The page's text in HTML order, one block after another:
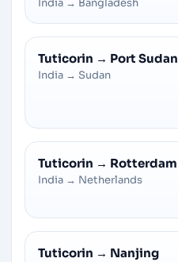
India → Bangladesh
Tuticorin → Port Sudan
India → Sudan
Tuticorin → Rotterdam
India → Netherlands
Tuticorin → Nanjing